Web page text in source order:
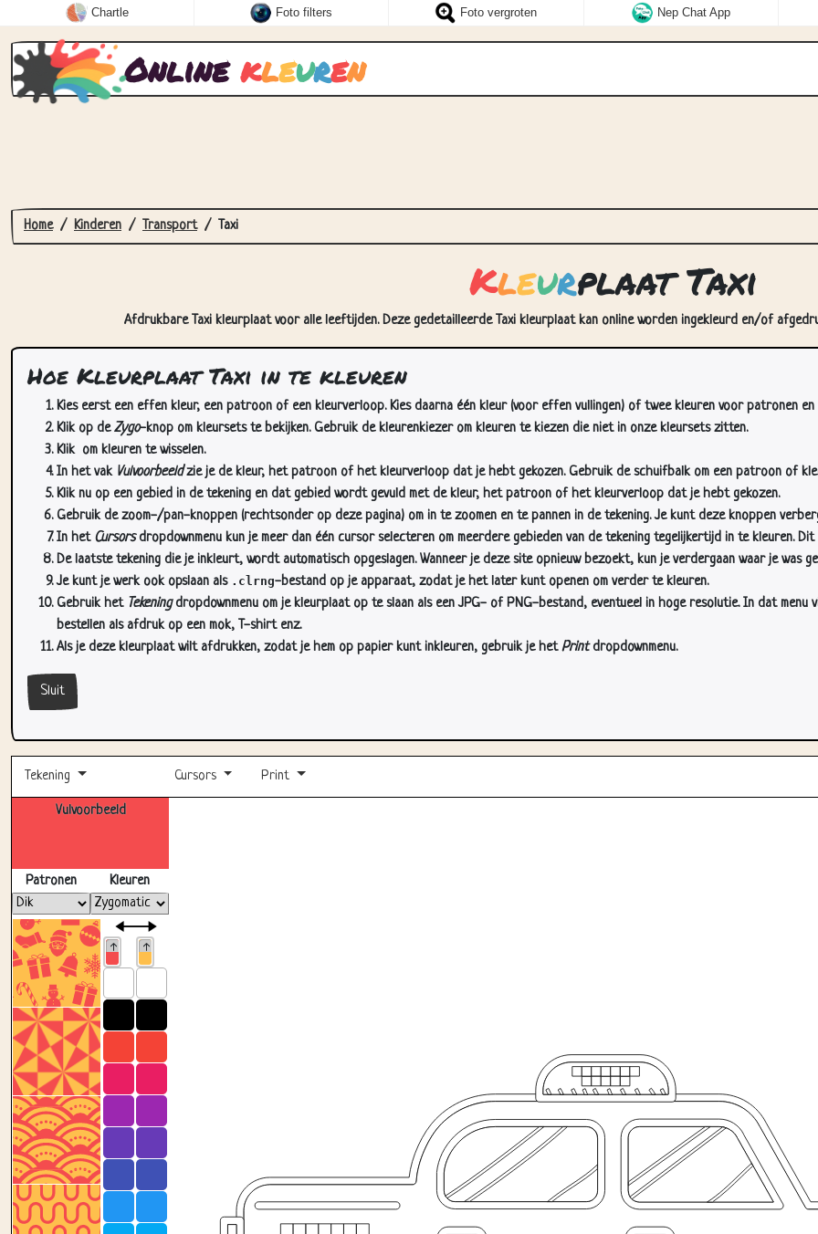
Chartle Foto filters Foto vergroten Nep Chat App
Online kleuren
Home Kinderen Transport Taxi
Kleurplaat Taxi
Afdrukbare Taxi kleurplaat voor alle leeftijden. Deze gedetailleerde Taxi kleurplaat kan online worden ingekleurd en/of
Hoe Kleurplaat Taxi in te kleuren
Kies eerst een effen kleur, een patroon of een kleurverloop. Kies daarna één kleur (voor effen vullingen) of twee kleuren voor patronen en
Klik op deZygo-knop om kleursets te bekijken. Gebruik de kleurenkiezer om kleuren te kiezen die niet in onze kleursets zitten.
Klik om kleuren te wisselen.
In het vak Vulvoorbeeldzie je de kleur, het patroon of het kleurverloop dat je hebt gekozen. Gebruik de schuifbalk om een patroon of
Klik nu op een gebied in de tekening en dat gebied wordt gevuld met de kleur, het patroon of het kleurverloop dat je hebt gekozen.
Gebruik de zoom-/pan-knoppen (rechtsonder op deze pagina) om in te zoomen en te pannen in de tekening. Je kunt deze knoppen
In het Cursorsdropdownmenu kun je meer dan één cursor selecteren om meerdere gebieden van de tekening tegelijkertijd in te kleuren. Dit
De laatste tekening die je inkleurt, wordt automatisch opgeslagen. Wanneer je deze site opnieuw bezoekt, kun je verdergaan waar je was
Je kunt je werk ook opslaan als .clrng-bestand op je apparaat, zodat je het later kunt openen om verder te kleuren.
Gebruik het Tekeningdropdownmenu om je kleurplaat op te slaan als een JPG- of PNG-bestand, eventueel in hoge resolutie. In dat
bestellen als afdruk op een mok, T-shirt enz.
Als je deze kleurplaat wilt afdrukken, zodat je hem op papier kunt inkleuren, gebruik je hetPrintdropdownmenu.
Sluit
Tekening Cursors Print
Vulvoorbeeld
Patronen Kleuren